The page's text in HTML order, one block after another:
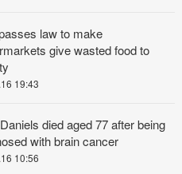
law to make
give wasted food to
19:43
died aged 77 after being
with brain cancer
10:56